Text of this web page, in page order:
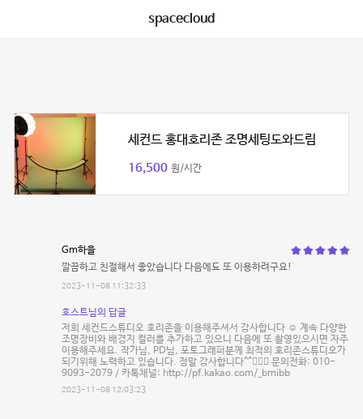
spacecloud
세컨드 홍대호리존 조명세팅도와드림
16,500 원/시간
Gm하을
깔끔하고 친절해서 좋았습니다 다음에됴 또 이용하려구요!
2023-11-08 11:32:33
호스트님의 답글
저희 세컨드스튜디오 호리존을 이용해주셔서 감사합니다 ☺️ 계속 다양한
조명장비와 배경지 컬러를 추가하고 있으니 다음에 또 촬영있으시면 자주
이용해주세요. 작가님, PD님, 포토그래퍼분께 최적의 호리존스튜디오가
되기위해 노력하고 있습니다. 정말 감사합니다^^🙇🏻‍♂️ 문의전화: 010-
9093-2079 / 카톡채널: http://pf.kakao.com/_bmibb
2023-11-08 12:03:23